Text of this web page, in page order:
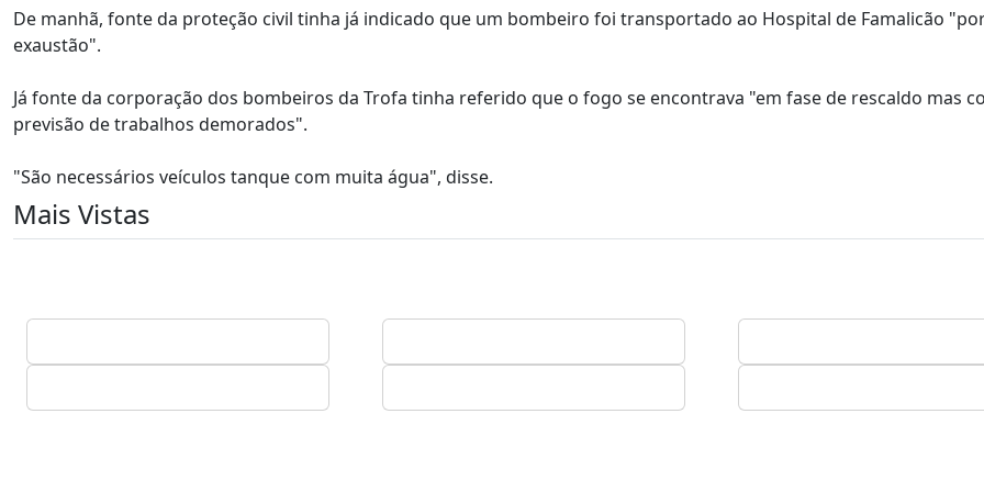
De manhã, fonte da proteção civil tinha já indicado que um bombeiro foi transportado ao Hospital de Famalicão
exaustão".
Já fonte da corporação dos bombeiros da Trofa tinha referido que o fogo se encontrava "em fase de rescaldo mas
previsão de trabalhos demorados".
"São necessários veículos tanque com muita água", disse.
Mais Vistas